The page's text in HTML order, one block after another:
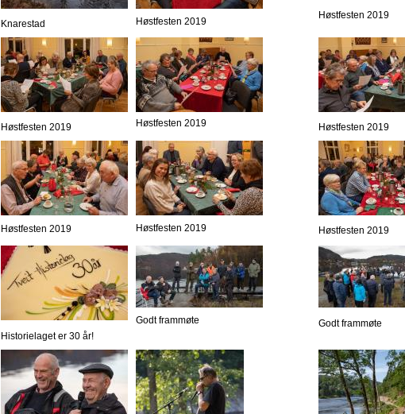
Knarestad Høstfesten 2019
Høstfesten 2019
Høstfesten 2019 Høstfesten 2019 Høstfesten 2019
Høstfesten 2019 Høstfesten 2019 Høstfesten 2019
Historielaget er 30 år!
Godt frammøte Godt frammøte